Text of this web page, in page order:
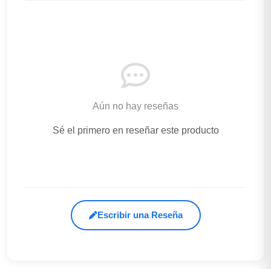
Aún no hay reseñas
Sé el primero en reseñar este producto
Escribir una Reseña